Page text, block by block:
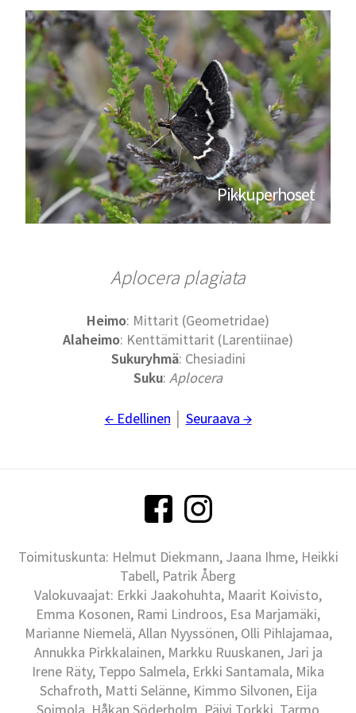
Pikkuperhoset
Aplocera plagiata
Heimo: Mittarit (Geometridae)
Alaheimo: Kenttämittarit (Larentiinae)
Sukuryhmä: Chesiadini
Suku: Aplocera
← Edellinen Seuraava →
Toimituskunta: Helmut Diekmann, Jaana Ihme, Heikki
Tabell, Patrik Åberg
Valokuvaajat: Erkki Jaakohuhta, Maarit Koivisto,
Emma Kosonen, Rami Lindroos, Esa Marjamäki,
Marianne Niemelä, Allan Nyyssönen, Olli Pihlajamaa,
Annukka Pirkkalainen, Markku Ruuskanen, Jari ja
Irene Räty, Teppo Salmela, Erkki Santamala, Mika
Schafroth, Matti Selänne, Kimmo Silvonen, Eija